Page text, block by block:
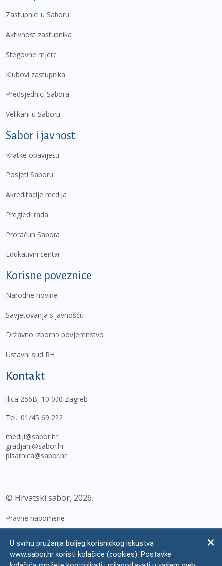
Zastupnici u Saboru
Aktivnost zastupnika
Stegovne mjere
Klubovi zastupnika
Predsjednici Sabora
Velikani u Saboru
Sabor i javnost
Kratke obavijesti
Posjeti Saboru
Akreditacije medija
Pregledi rada
Proračun Sabora
Edukativni centar
Korisne poveznice
Narodne novine
Savjetovanja s javnošću
Državno izborno povjerenstvo
Ustavni sud RH
Kontakt
Ilica 256B, 10 000 Zagreb
Tel.: 01/45 69 222
mediji@sabor.hr
gradjani@sabor.hr
pisarnica@sabor.hr
© Hrvatski sabor, 2026
Pravne napomene
Zaštita osobnih podataka
U svrhu pružanja boljeg korisničkog iskustva
www.sabor.hr koristi kolačiće (cookies). Postavke